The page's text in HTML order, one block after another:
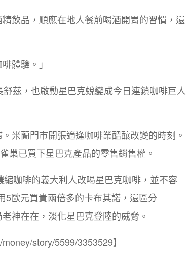
飲品，順應在地人餐前喝酒開胃的習慣，還
體驗。」
茲，也啟動星巴克蛻變成今日連鎖咖啡巨人
米蘭門市開張適逢咖啡業醞釀改變的時刻。
巢已買下星巴克產品的零售銷售權。
咖啡的義大利人改喝星巴克咖啡，並不容
5歐元買貴兩倍多的卡布其諾，還區分
神在在，淡化星巴克登陸的威脅。
story/5599/3353529】